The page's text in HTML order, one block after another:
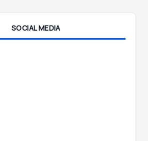
a
i
SOCIAL MEDIA